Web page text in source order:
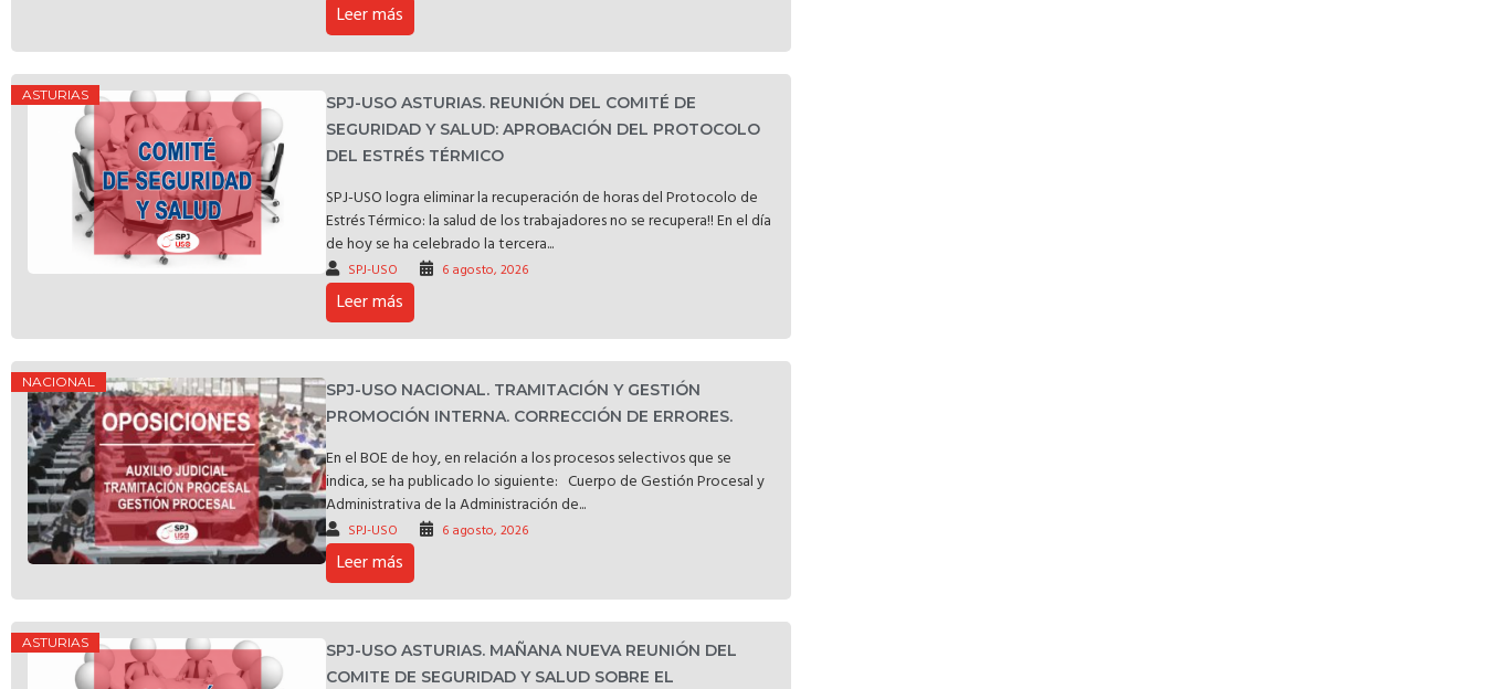
Leer más
ASTURIAS
SPJ-USO ASTURIAS. REUNIÓN DEL COMITÉ DE
SEGURIDAD Y SALUD: APROBACIÓN DEL PROTOCOLO
DEL ESTRÉS TÉRMICO
SPJ-USO logra eliminar la recuperación de horas del Protocolo de
Estrés Térmico: la salud de los trabajadores no se recupera!! En el día
de hoy se ha celebrado la tercera...
SPJ-USO 6 agosto, 2026
Leer más
NACIONAL
SPJ-USO NACIONAL. TRAMITACIÓN Y GESTIÓN
PROMOCIÓN INTERNA. CORRECCIÓN DE ERRORES.
En el BOE de hoy, en relación a los procesos selectivos que se
indica, se ha publicado lo siguiente: Cuerpo de Gestión Procesal y
Administrativa de la Administración de...
SPJ-USO 6 agosto, 2026
Leer más
ASTURIAS
SPJ-USO ASTURIAS. MAÑANA NUEVA REUNIÓN DEL
COMITE DE SEGURIDAD Y SALUD SOBRE EL